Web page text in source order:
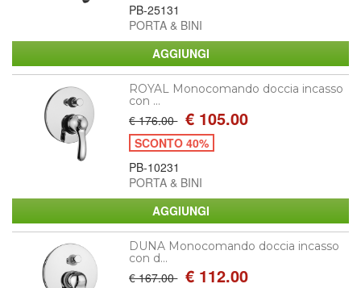
PB-25131
PORTA & BINI
ROYAL Monocomando doccia incasso
con ...
€ 176.00 € 105.00
SCONTO 40%
PB-10231
PORTA & BINI
DUNA Monocomando doccia incasso
con d...
€ 167.00 € 112.00